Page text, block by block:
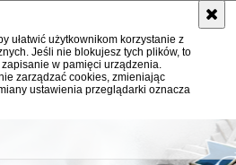
ułatwić użytkownikom korzystanie z
Jeśli nie blokujesz tych plików, to
w pamięci urządzenia.
zarządzać cookies, zmieniając
ustawienia przeglądarki oznacza